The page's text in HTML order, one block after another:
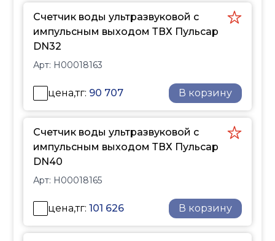
Счетчик воды ультразвуковой с
импульсным выходом ТВХ Пульсар
DN32
Арт: Н00018163
цена,тг: 90 707 В корзину
Счетчик воды ультразвуковой с
импульсным выходом ТВХ Пульсар
DN40
Арт: Н00018165
цена,тг:101 626 В корзину